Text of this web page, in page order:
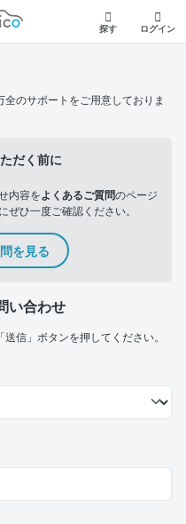
リコ
探す ログイン
のサポートをご用意しておりま
だく前に
内容をよくあるご質問のページ
ひ一度ご確認ください。
を見る
い合わせ
信」ボタンを押してください。